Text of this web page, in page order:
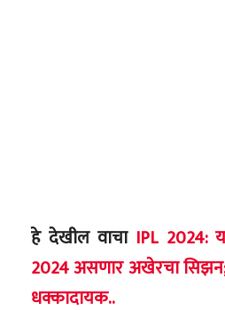
हे देखील वाचा IPL 2024:
2024 असणार अखेरचा सिझन;
धक्कादायक..